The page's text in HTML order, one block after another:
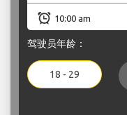
驾驶员年龄：
18 - 29